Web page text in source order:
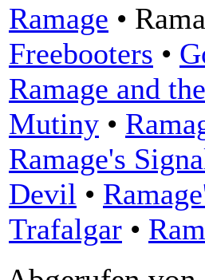
Ramage •
Freebooters •
Ramage and
Mutiny •
Ramage's
Devil •
Trafalgar •